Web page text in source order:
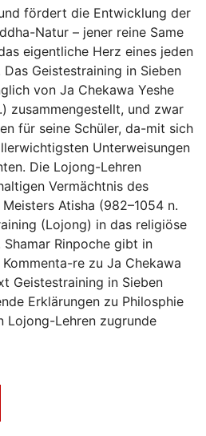
fördert die Entwicklung der
Natur – jener reine Same
eigentliche Herz eines jeden
Geistestraining in Sieben
von Ja Chekawa Yeshe
zusammengestellt, und zwar
für seine Schüler, da-mit sich
Unterweisungen
Die Lojong-Lehren
Vermächtnis des
Atisha (982–1054 n.
(Lojong) in das religiöse
Rinpoche gibt in
re zu Ja Chekawa
Geistestraining in Sieben
Erklärungen zu Philosphie
Lojong-Lehren zugrunde